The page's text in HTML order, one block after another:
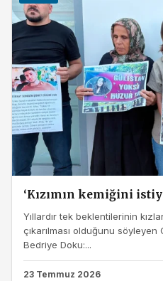
‘Kızımın kemiğini
Yıllardır tek beklentilerinin
çıkarılması olduğunu
Bedriye Doku:...
23 Temmuz 2026